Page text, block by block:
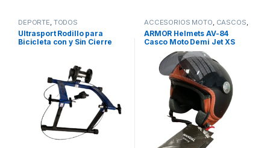
DEPORTE, TODOS
Ultrasport Rodillo para
Bicicleta con y Sin Cierre
ACCESORIOS MOTO, CASCOS,
COCHE Y MOTO , TODOS
ARMOR Helmets AV-84
Casco Moto Demi Jet XS